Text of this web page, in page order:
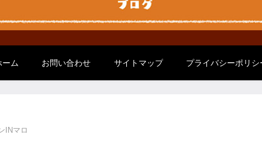
ーム お問い合わせ サイトマップ プライバシーポリシ
INマロ